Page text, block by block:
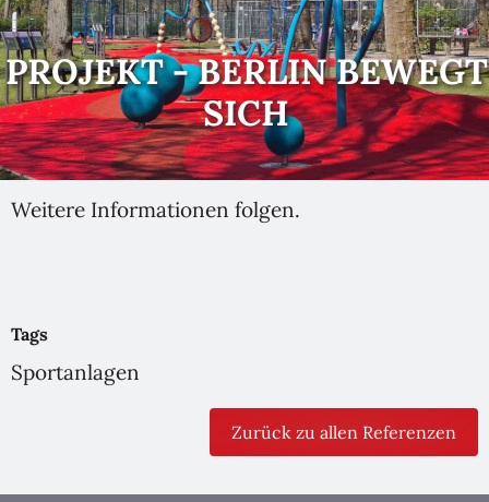
PROJEKT - BERLIN BEWEGT
SICH
Weitere Informationen folgen.
Tags
Sportanlagen
Zurück zu allen Referenzen